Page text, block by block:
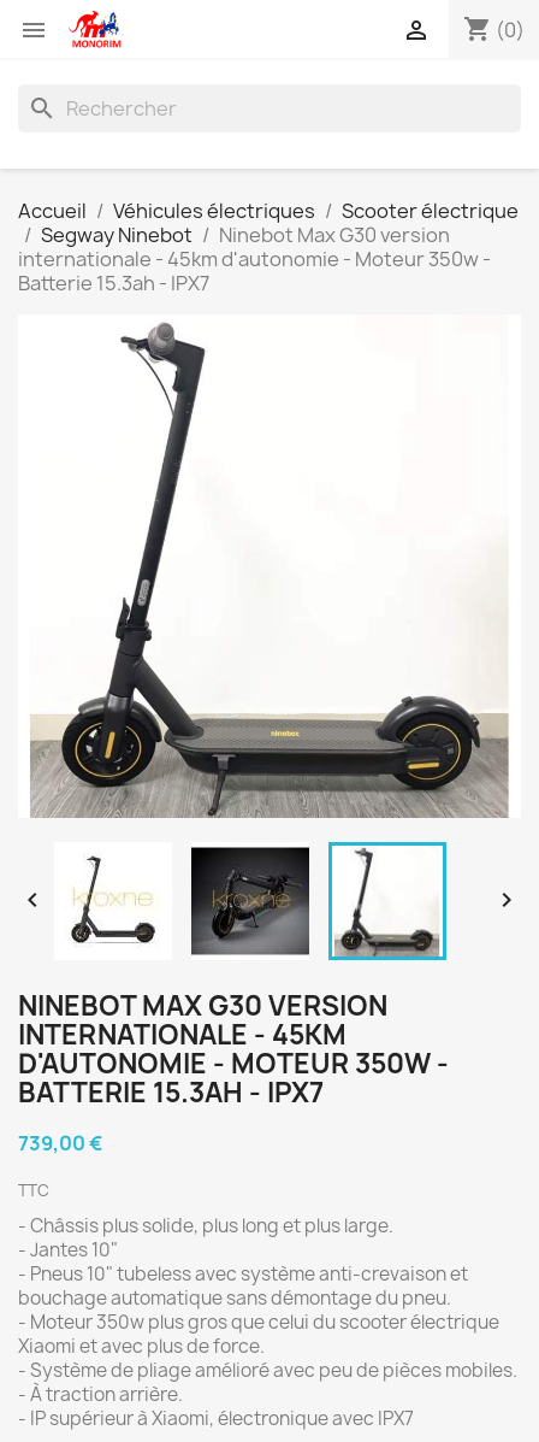
 shopping_cart (0)

search
Accueil Véhicules électriques
Scooter électrique
Segway Ninebot
Ninebot Max G30 version
internationale - 45km d'autonomie - Moteur 350w -
Batterie 15.3ah - IPX7
 
NINEBOT MAX G30 VERSION
INTERNATIONALE - 45KM
D'AUTONOMIE - MOTEUR 350W -
BATTERIE 15.3AH - IPX7
739,00 €
TTC
- Châssis plus solide, plus long et plus large.
- Jantes 10"
- Pneus 10" tubeless avec système anti-crevaison et
bouchage automatique sans démontage du pneu.
- Moteur 350w plus gros que celui du scooter électrique
Xiaomi et avec plus de force.
- Système de pliage amélioré avec peu de pièces mobiles.
- À traction arrière.
- IP supérieur à Xiaomi, électronique avec IPX7